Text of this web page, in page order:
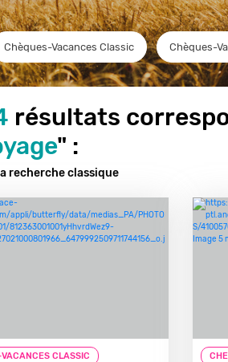
Chèques-Vacances Classic Chèques-
résultats
" :
recherche classique
CLASSIC